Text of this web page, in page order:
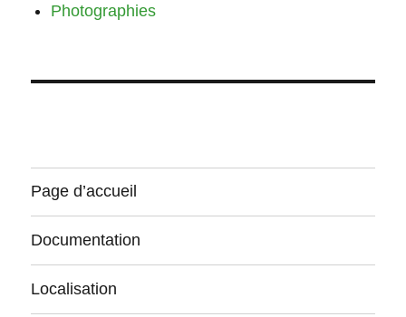
Photographies
Page d’accueil
Documentation
Localisation